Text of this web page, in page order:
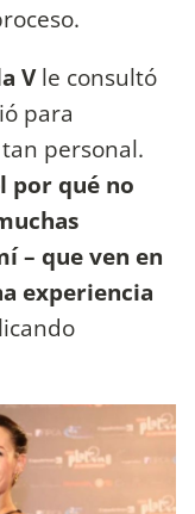
Vle consultó
para
personal.
por qué no
– que ven en
experiencia